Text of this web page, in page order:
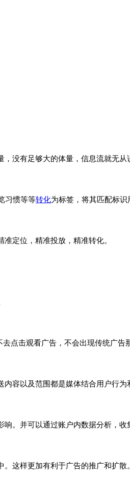
，没有足够大的体量，信息流就无
习惯等等转化为标签，将其匹配标
定位，精准投放，精准转化。
点击观看广告，不会出现传统广告
容以及范围都是媒体结合用户行
。并可以通过账户内数据分析，
这样更加有利于广告的推广和扩散。